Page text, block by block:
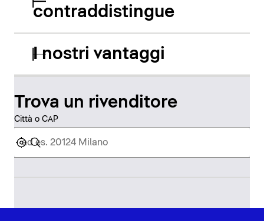
contraddistingue
I nostri vantaggi
Trova un rivenditore
Città o CAP